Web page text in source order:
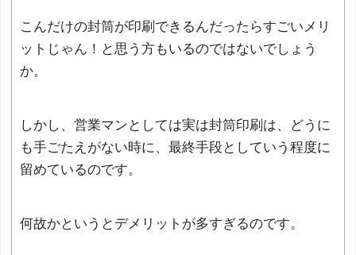
こんだけの封筒が印刷できるんだったらすごいメリ
ットじゃん！と思う方もいるのではないでしょう
か。
しかし、営業マンとしては実は封筒印刷は、どうに
も手ごたえがない時に、最終手段としていう程度に
留めているのです。
何故かというとデメリットが多すぎるのです。